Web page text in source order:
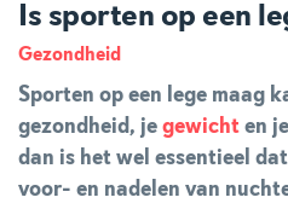
Is sporten op een
Gezondheid
Sporten op een lege maag
gezondheid, je gewicht en
dan is het wel essentieel
voor- en nadelen van